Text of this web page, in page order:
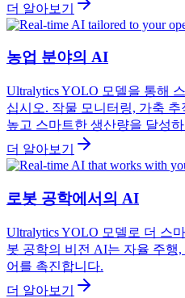
더 알아보기
농업 분야의 AI
Ultralytics YOLO 모델을 통해
십시오. 작물 모니터링, 가축
높고 스마트한 생산량을 달성
더 알아보기
로봇 공학에서의 AI
Ultralytics YOLO 모델로 더 스
봇 공학의 비전 AI는 자율 주행
어를 촉진합니다.
더 알아보기